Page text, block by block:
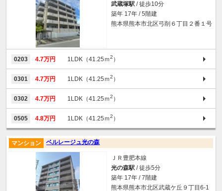
武蔵塚駅 / 徒歩10分
築年 17年 / 5階建
熊本県熊本市北区弓削６丁目２番１号
0203 4.7万円 1LDK（41.25ｍ2 ）
0301 4.7万円 1LDK（41.25ｍ2 ）
0302 4.7万円 1LDK（41.25ｍ2 ）
0505 4.8万円 1LDK（41.25ｍ2 ）
ベルレージュ光の森
マンション
ＪＲ豊肥本線
光の森駅 / 徒歩5分
築年 17年 / 7階建
熊本県熊本市北区武蔵ケ丘９丁目6-1